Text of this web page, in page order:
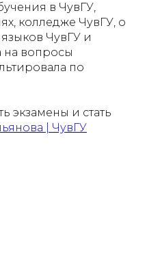
в ЧувГУ,
колледже ЧувГУ, о
ЧувГУ и
на вопросы
по
экзамены и стать
| ЧувГУ